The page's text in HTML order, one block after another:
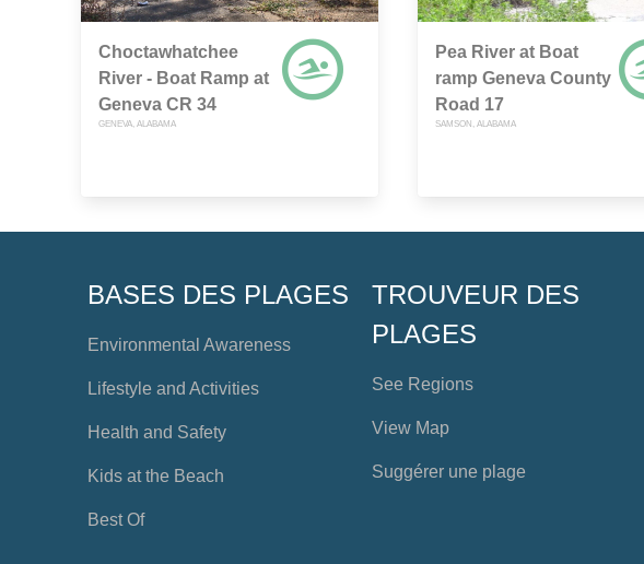
Choctawhatchee
River - Boat Ramp at
Geneva CR 34
GENEVA, ALABAMA
Pea River at Boat
ramp Geneva County
Road 17
SAMSON, ALABAMA
BASES DES PLAGES
Environmental Awareness
Lifestyle and Activities
Health and Safety
Kids at the Beach
Best Of
TROUVEUR DES
PLAGES
See Regions
View Map
Suggérer une plage